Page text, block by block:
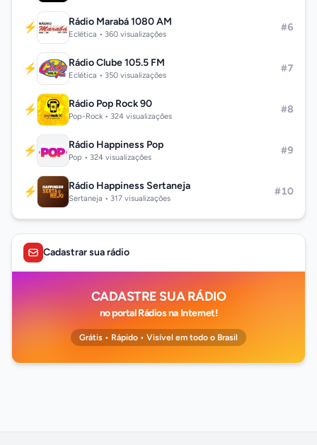
⚡ Rádio Marabá 1080 AM
Eclética • 360 visualizações
#6
⚡ Rádio Clube 105.5 FM
Eclética • 350 visualizações
#7
⚡ Rádio Pop Rock 90
Pop-Rock • 324 visualizações
#8
⚡ Rádio Happiness Pop
Pop • 324 visualizações
#9
⚡ Rádio Happiness Sertaneja
Sertaneja • 317 visualizações
#10
Cadastrar sua rádio
CADASTRE SUA RÁDIO
no portal Rádios na Internet!
Grátis • Rápido • Visível em todo o Brasil